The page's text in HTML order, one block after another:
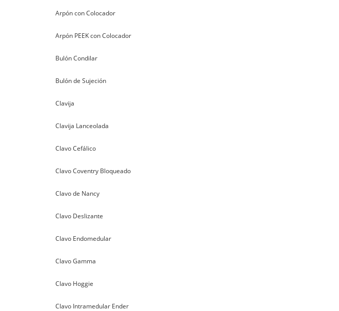
Arpón con Colocador
Arpón PEEK con Colocador
Bulón Condilar
Bulón de Sujeción
Clavija
Clavija Lanceolada
Clavo Cefálico
Clavo Coventry Bloqueado
Clavo de Nancy
Clavo Deslizante
Clavo Endomedular
Clavo Gamma
Clavo Hoggie
Clavo Intramedular Ender